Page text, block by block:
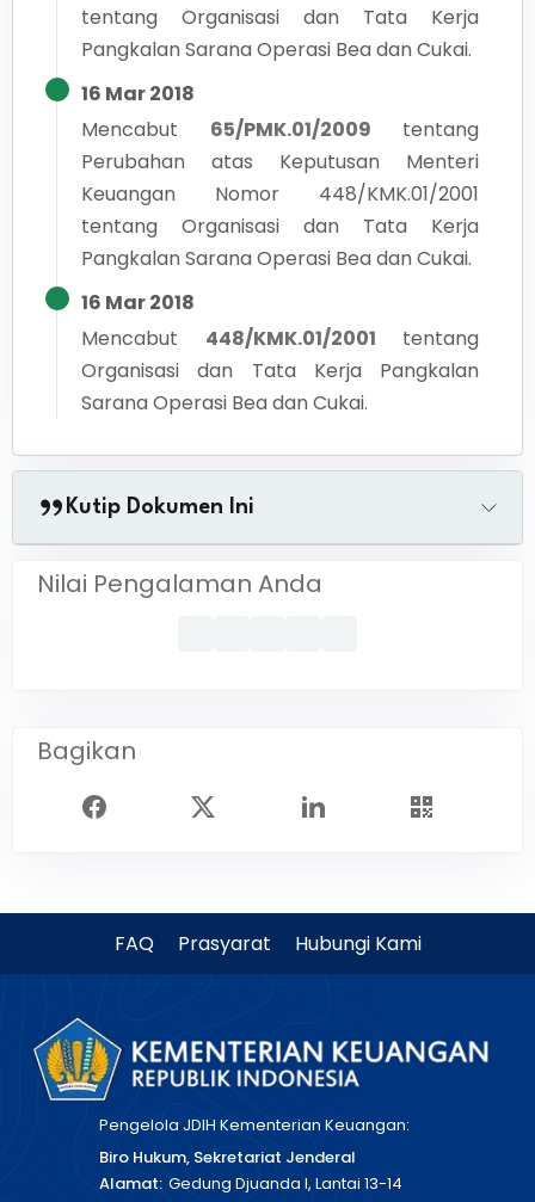
tentang Organisasi dan Tata Kerja
Pangkalan Sarana Operasi Bea dan Cukai.
16 Mar 2018
Mencabut
65/PMK.01/2009
tentang
Perubahan atas Keputusan Menteri
Keuangan Nomor 448/KMK.01/2001
tentang Organisasi dan Tata Kerja
Pangkalan Sarana Operasi Bea dan Cukai.
16 Mar 2018
Mencabut
448/KMK.01/2001
tentang
Organisasi dan Tata Kerja Pangkalan
Sarana Operasi Bea dan Cukai.
Kutip Dokumen Ini
Nilai Pengalaman Anda
Bagikan
FAQ Prasyarat Hubungi Kami
Pengelola JDIH Kementerian Keuangan:
Biro Hukum, Sekretariat Jenderal
Alamat: Gedung Djuanda I, Lantai 13-14